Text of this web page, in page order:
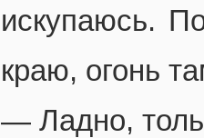
искупаюсь.
краю, огонь
— Ладно,